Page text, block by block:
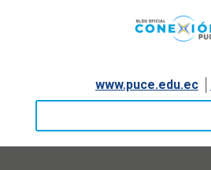
www.puce.edu.ec│